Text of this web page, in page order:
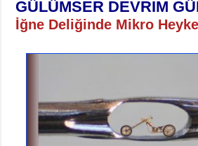
GÜLÜMSER DEVRİM
İğne Deliğinde Mikro